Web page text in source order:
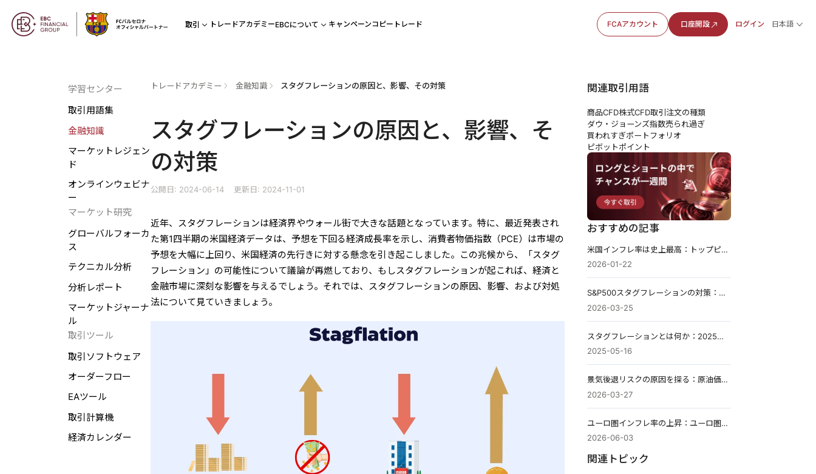
取引 トレードアカデミーEBCについて キャンペーンコピートレード FCAアカウント 口座開設 ログイン 日本語
学習センター
取引用語集
金融知識
マーケットレジェン
ド
オンラインウェビナ
ー
マーケット研究
グローバルフォーカ
ス
テクニカル分析
分析レポート
マーケットジャーナ
ル
取引ツール
取引ソフトウェア
オーダーフロー
EAツール
取引計算機
経済カレンダー
トレードアカデミー 金融知識 スタグフレーションの原因と、影響、その対策
スタグフレーションの原因と、影響、そ
の対策
公開日: 2024-06-14 更新日: 2024-11-01
近年、スタグフレーションは経済界やウォール街で大きな話題となっています。特に、最近発表され
た第1四半期の米国経済データは、予想を下回る経済成長率を示し、消費者物価指数（PCE）は市場の
予想を大幅に上回り、米国経済の先行きに対する懸念を引き起こしました。この兆候から、「スタグ
フレーション」の可能性について議論が再燃しており、もしスタグフレーションが起これば、経済と
金融市場に深刻な影響を与えるでしょう。それでは、スタグフレーションの原因、影響、および対処
法について見ていきましょう。
関連取引用語
商品CFD株式CFD取引注文の種類
ダウ・ジョーンズ指数売られ過ぎ
買われすぎポートフォリオ
ピボットポイント
おすすめの記事
米国インフレ率は史上最高：トップピーク
2026-01-22
S&P500スタグフレーションの対策：売り浴びせは悪化しているのか？
2026-03-25
スタグフレーションとは何か：2025年に懸念すべきか？
2025-05-16
景気後退リスクの原因を探る：原油価格高騰が招く2026年の景気後退リスク
2026-03-27
ユーロ圏インフレ率の上昇：ユーロ圏のインフレが再燃したが、EUR/USDはエネルギーショックを織り込んでいる。
2026-06-03
関連トピック